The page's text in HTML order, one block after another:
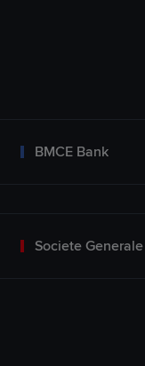
BMCE Bank
Societe Generale